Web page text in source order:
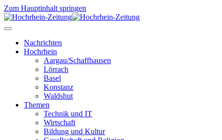
Zum Hauptinhalt springen
Nachrichten
Hochrhein
Aargau/Schaffhausen
Lörrach
Basel
Konstanz
Waldshut
Themen
Technik und IT
Wirtschaft
Bildung und Kultur